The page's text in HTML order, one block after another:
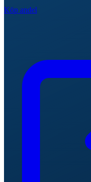
Köp andel